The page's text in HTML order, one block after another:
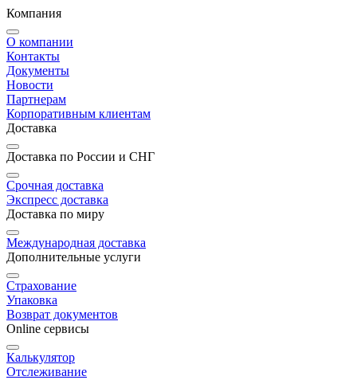
Компания
О компании
Контакты
Документы
Новости
Партнерам
Корпоративным клиентам
Доставка
Доставка по России и СНГ
Срочная доставка
Экспресс доставка
Доставка по миру
Международная доставка
Дополнительные услуги
Страхование
Упаковка
Возврат документов
Online сервисы
Калькулятор
Отслеживание